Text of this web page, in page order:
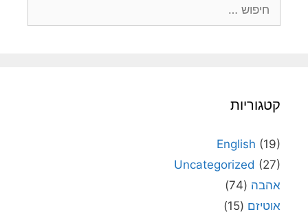
קטגוריות
English (19)
Uncategorized (27)
אהבה (74)
אוטיזם (15)